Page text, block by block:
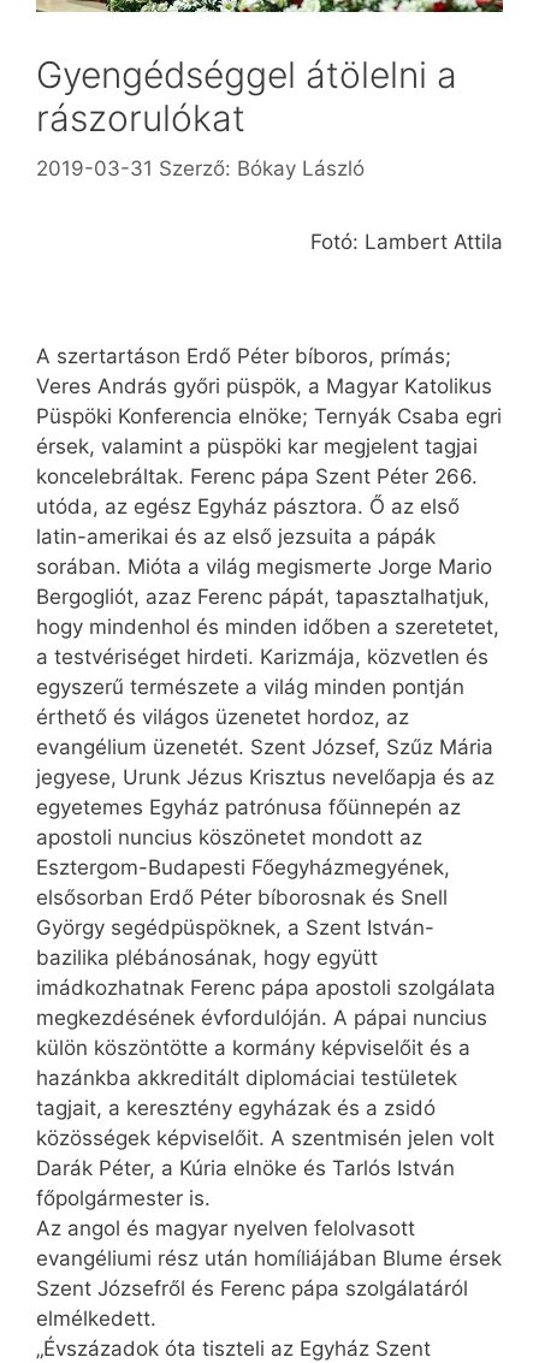
Gyengédséggel átölelni a
rászorulókat
2019-03-31 Szerző: Bókay László
Fotó: Lambert Attila
A szertartáson Erdő Péter bíboros, prímás;
Veres András győri püspök, a Magyar Katolikus
Püspöki Konferencia elnöke; Ternyák Csaba egri
érsek, valamint a püspöki kar megjelent tagjai
koncelebráltak. Ferenc pápa Szent Péter 266.
utóda, az egész Egyház pásztora. Ő az első
latin-amerikai és az első jezsuita a pápák
sorában. Mióta a világ megismerte Jorge Mario
Bergogliót, azaz Ferenc pápát, tapasztalhatjuk,
hogy mindenhol és minden időben a szeretetet,
a testvériséget hirdeti. Karizmája, közvetlen és
egyszerű természete a világ minden pontján
érthető és világos üzenetet hordoz, az
evangélium üzenetét. Szent József, Szűz Mária
jegyese, Urunk Jézus Krisztus nevelőapja és az
egyetemes Egyház patrónusa főünnepén az
apostoli nuncius köszönetet mondott az
Esztergom-Budapesti Főegyházmegyének,
elsősorban Erdő Péter bíborosnak és Snell
György segédpüspöknek, a Szent István-
bazilika plébánosának, hogy együtt
imádkozhatnak Ferenc pápa apostoli szolgálata
megkezdésének évfordulóján. A pápai nuncius
külön köszöntötte a kormány képviselőit és a
hazánkba akkreditált diplomáciai testületek
tagjait, a keresztény egyházak és a zsidó
közösségek képviselőit. A szentmisén jelen volt
Darák Péter, a Kúria elnöke és Tarlós István
főpolgármester is.
Az angol és magyar nyelven felolvasott
evangéliumi rész után homíliájában Blume érsek
Szent Józsefről és Ferenc pápa szolgálatáról
elmélkedett.
„Évszázadok óta tiszteli az Egyház Szent